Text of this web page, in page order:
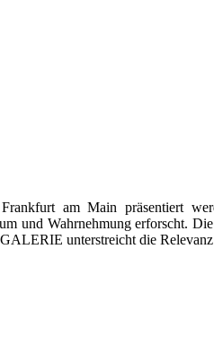
am Main präsentiert
und Wahrnehmung erforscht.
unterstreicht die